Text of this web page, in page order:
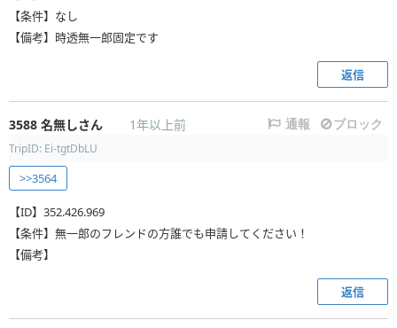
【条件】なし
【備考】時透無一郎固定です
返信
3588 名無しさん 1年以上前 通報 ブロック
TripID: Ei-tgtDbLU
>>3564
【ID】352.426.969
【条件】無一郎のフレンドの方誰でも申請してください！
【備考】
返信